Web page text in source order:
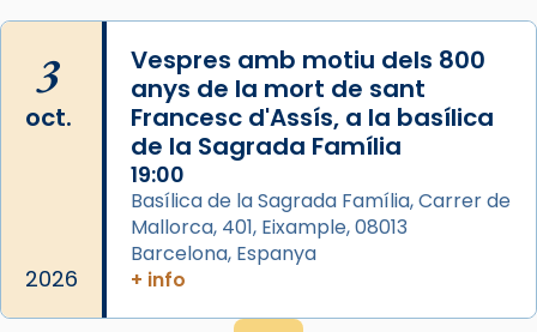
3
oct.
2026
Vespres amb motiu dels 800
anys de la mort de sant
Francesc d'Assís, a la basílica
de la Sagrada Família
19:00
Basílica de la Sagrada Família, Carrer de
Mallorca, 401, Eixample, 08013
Barcelona, Espanya
+ info